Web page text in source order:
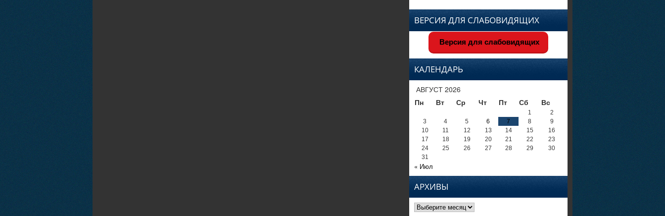
ВЕРСИЯ ДЛЯ СЛАБОВИДЯЩИХ
Версия для слабовидящих
КАЛЕНДАРЬ
АВГУСТ 2026
Пн
Вт Ср Чт Пт Сб Вс
1
2
3
4 5 6 7 8
9
10
11 12 13 14 15
16
17
18 19 20 21 22
23
24
25 26 27 28 29
30
31
« Июл
АРХИВЫ
Архивы